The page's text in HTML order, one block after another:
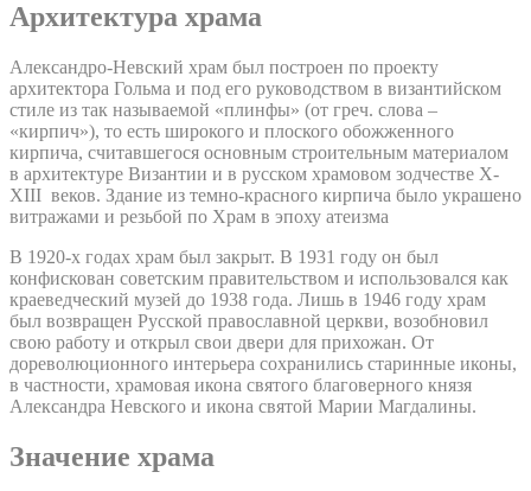
Архитектура храма
Александро-Невский храм был построен по проекту
архитектора Гольма и под его руководством в византийском
стиле из так называемой «плинфы» (от греч. слова –
«кирпич»), то есть широкого и плоского обожженного
кирпича, считавшегося основным строительным материалом
в архитектуре Византии и в русском храмовом зодчестве X-
XIII веков. Здание из темно-красного кирпича было украшено
витражами и резьбой по Храм в эпоху атеизма
В 1920-х годах храм был закрыт. В 1931 году он был
конфискован советским правительством и использовался как
краеведческий музей до 1938 года. Лишь в 1946 году храм
был возвращен Русской православной церкви, возобновил
свою работу и открыл свои двери для прихожан. От
дореволюционного интерьера сохранились старинные иконы,
в частности, храмовая икона святого благоверного князя
Александра Невского и икона святой Марии Магдалины.
Значение храма